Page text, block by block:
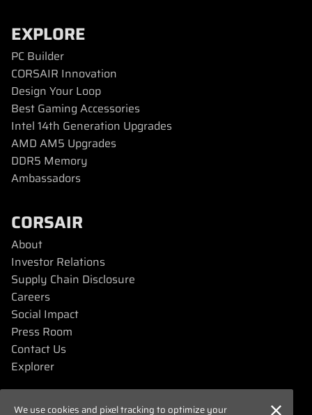
EXPLORE
PC Builder
CORSAIR Innovation
Design Your Loop
Best Gaming Accessories
Intel 14th Generation Upgrades
AMD AM5 Upgrades
DDR5 Memory
Ambassadors
CORSAIR
About
Investor Relations
Supply Chain Disclosure
Careers
Social Impact
Press Room
Contact Us
Explorer
We use cookies and pixel tracking to optimize your